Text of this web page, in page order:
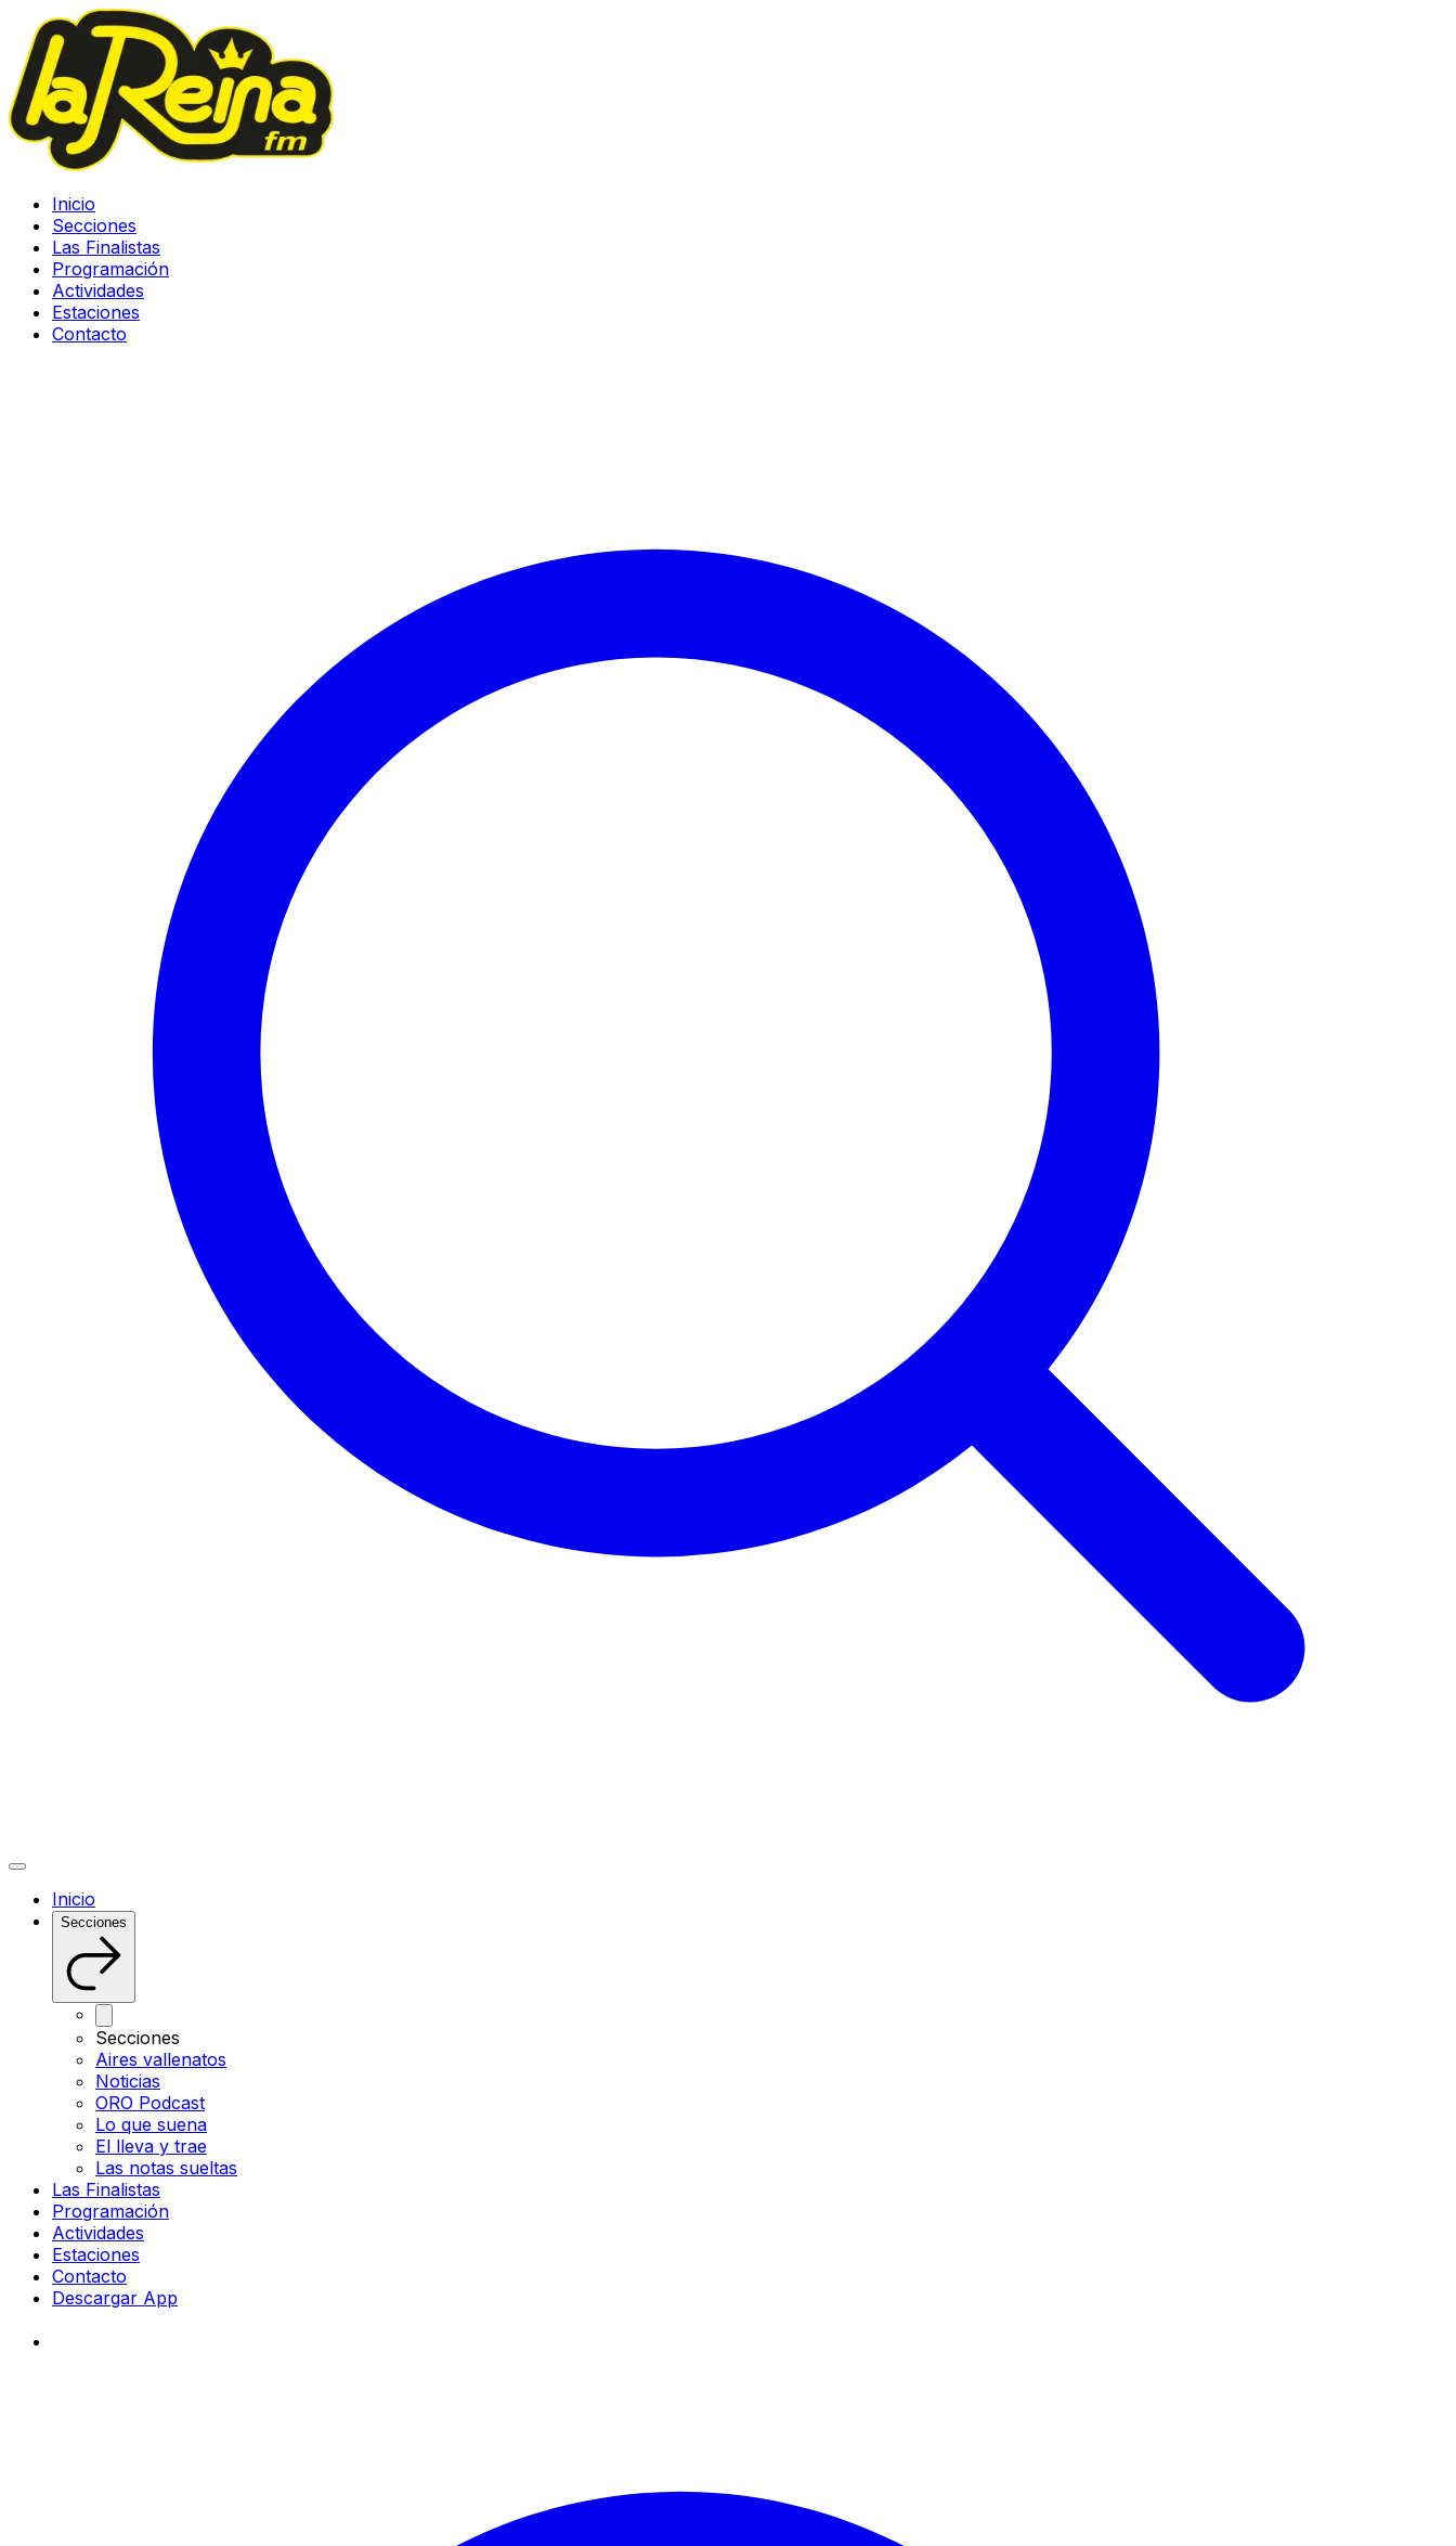
Inicio
Secciones
Las Finalistas
Programación
Actividades
Estaciones
Contacto
Inicio
Secciones
Secciones
Aires vallenatos
Noticias
ORO Podcast
Lo que suena
El lleva y trae
Las notas sueltas
Las Finalistas
Programación
Actividades
Estaciones
Contacto
Descargar App